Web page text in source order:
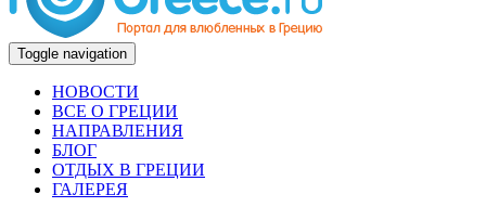
Toggle navigation
НОВОСТИ
ВСЕ О ГРЕЦИИ
НАПРАВЛЕНИЯ
БЛОГ
ОТДЫХ В ГРЕЦИИ
ГАЛЕРЕЯ